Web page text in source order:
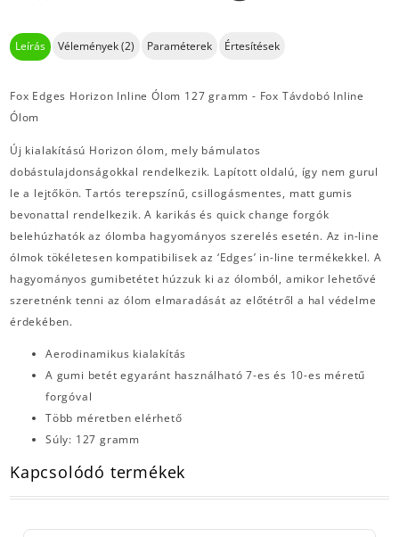
Leírás Vélemények (2) Paraméterek Értesítések
Fox Edges Horizon Inline Ólom 127 gramm - Fox Távdobó Inline
Ólom
Új kialakítású Horizon ólom, mely bámulatos
dobástulajdonságokkal rendelkezik. Lapított oldalú, így nem gurul
le a lejtőkön. Tartós terepszínű, csillogásmentes, matt gumis
bevonattal rendelkezik. A karikás és quick change forgók
belehúzhatók az ólomba hagyományos szerelés esetén. Az in-line
ólmok tökéletesen kompatibilisek az ‘Edges’ in-line termékekkel. A
hagyományos gumibetétet húzzuk ki az ólomból, amikor lehetővé
szeretnénk tenni az ólom elmaradását az előtétről a hal védelme
érdekében.
Aerodinamikus kialakítás
A gumi betét egyaránt használható 7-es és 10-es méretű
forgóval
Több méretben elérhető
Súly: 127 gramm
Kapcsolódó termékek